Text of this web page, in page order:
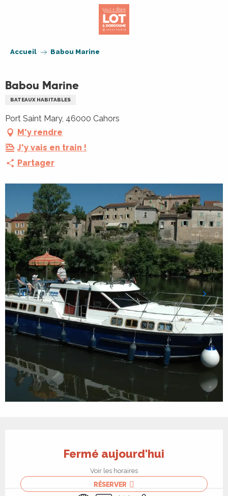
Accueil Babou Marine
Babou Marine
BATEAUX HABITABLES
Port Saint Mary, 46000 Cahors
M'y rendre
J'y vais en train !
Partager
Fermé aujourd'hui
Voir les horaires
RÉSERVER